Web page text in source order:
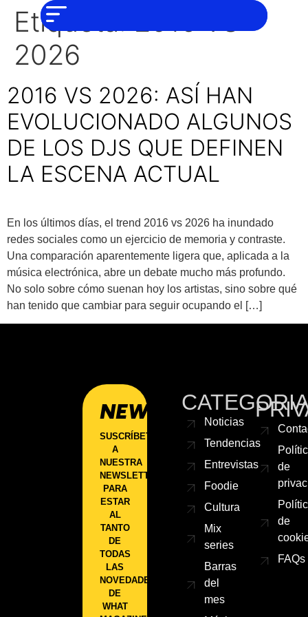
Foodie
Cultura
Mix
series
Mes
Música
PERO IGUAL
Etiqueta:2016 VS
2026
2016 VS 2026: ASÍ HAN
EVOLUCIONADO ALGUNOS
DE LOS DJS QUE DEFINEN
LA ESCENA ACTUAL
En los últimos días, el trend 2016 vs 2026 ha inundado
redes sociales como un ejercicio de memoria y contraste.
Una comparación aparentemente ligera que, aplicada a la
música electrónica, abre un debate mucho más profundo.
No solo sobre cómo suenan hoy los artistas, sino sobre qué
han tenido que cambiar para seguir ocupando el […]
NEWSLETTER
SUSCRÍBETE
A
NUESTRA
NEWSLETTER
PARA
ESTAR
AL
TANTO
DE
TODAS
LAS
NOVEDADES
DE
WHAT
Noticias
Tendencias
Entrevistas
Foodie
Cultura
Mix
series
Barras
del
mes
de
de
FAQs